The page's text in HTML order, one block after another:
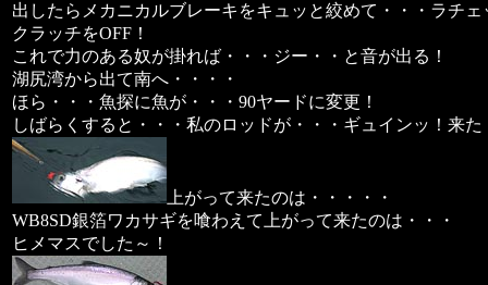
出したらメカニカルブレーキをキュッと絞めて・・・ラチ
クラッチをOFF！
これで力のある奴が掛れば・・・ジー・・と音が出る！
湖尻湾から出て南へ・・・・
ほら・・・魚探に魚が・・・90ヤードに変更！
しばらくすると・・・私のロッドが・・・ギュインッ！来た
上がって来たのは・・・・・
WB8SD銀箔ワカサギを喰わえて上がって来たのは・・・
ヒメマスでした～！